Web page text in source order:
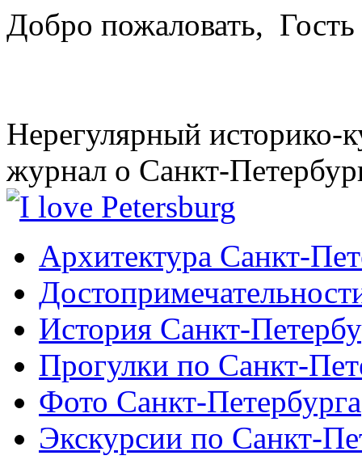
Добро пожаловать, Гость
Нерегулярный историко-
журнал о Санкт-
Архитектура Санкт-
История Санкт-
Прогулки по Санкт-
Фото Санкт-Петербурга
Экскурсии по Санкт-